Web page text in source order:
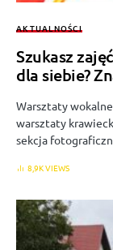
AKTUALNOŚCI
Szukasz
dla siebie?
Warsztaty
warsztaty
sekcja
8,9K VIEWS